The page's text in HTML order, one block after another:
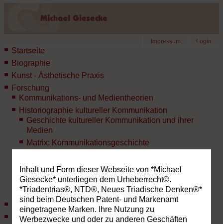
Login
Impressum
Startseite
Biographie
Kunst - Ästhetische Praxis
Forschung
Kommunikations- und Medientheorien
Historiographie kultureller Kommunikation
Geschichte kultureller Kommunikation und ihrer
Medien
Matrix: Kommunikationsgeschichte
Triadisches Denken
Kommunikative Sozialforschung
Ästhetische Kommunikation
Lehre
Lexikon des NTD®
Inhalt und Form dieser Webseite von *Michael
Giesecke* unterliegen dem Urheberrecht©.
*Triadentrias®, NTD®, Neues Triadische Denken®*
sind beim Deutschen Patent- und Markenamt
eingetragene Marken. Ihre Nutzung zu
Werbezwecke und oder zu anderen Geschäften